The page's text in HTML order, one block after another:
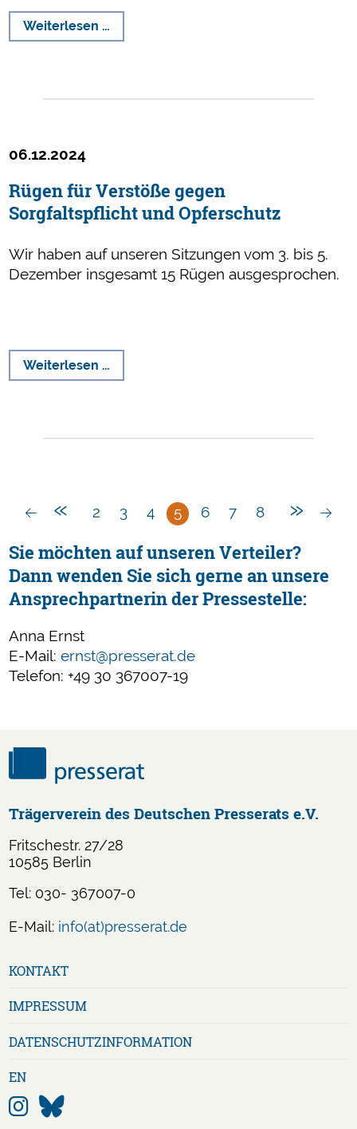
Weiterlesen …
um
06.12.2024
Rügen für Verstöße gegen
Sorgfaltspflicht und Opferschutz
Wir haben auf unseren Sitzungen vom 3. bis 5.
Dezember insgesamt 15 Rügen ausgesprochen.
Weiterlesen …
für
Sorgfaltspflicht
« 2 3 4 5 6 7 8 »
Sie möchten auf unseren Verteiler?
Dann wenden Sie sich gerne an unsere
Ansprechpartnerin der Pressestelle:
Anna Ernst
E-Mail:ernst@presserat.de
Telefon: +49 30 367007-19
Trägerverein des Deutschen Presserats e.V.
Fritschestr. 27/28
10585 Berlin
Tel: 030- 367007-0
E-Mail: info(at)presserat.de
überspringen
KONTAKT
IMPRESSUM
DATENSCHUTZ­INFORMATION
EN